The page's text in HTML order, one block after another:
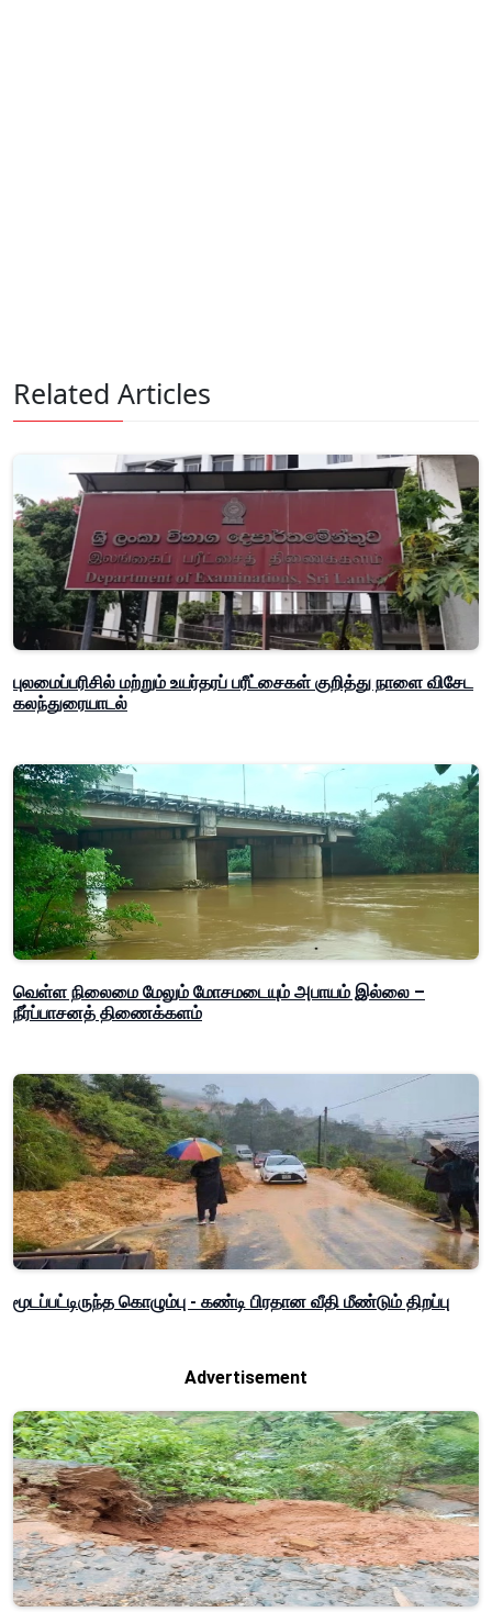
Related Articles
புலமைப்பரிசில் மற்றும் உயர்தரப் பரீட்சைகள் குறித்து நாளை விசேட
கலந்துரையாடல்
வெள்ள நிலைமை மேலும் மோசமடையும் அபாயம் இல்லை –
நீர்ப்பாசனத் திணைக்களம்
மூடப்பட்டிருந்த கொழும்பு - கண்டி பிரதான வீதி மீண்டும் திறப்பு
Advertisement